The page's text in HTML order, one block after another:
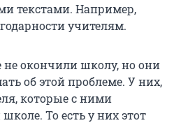
текстами. Например,
учителям.
окончили школу, но они
об этой проблеме. У них,
которые с ними
То есть у них этот